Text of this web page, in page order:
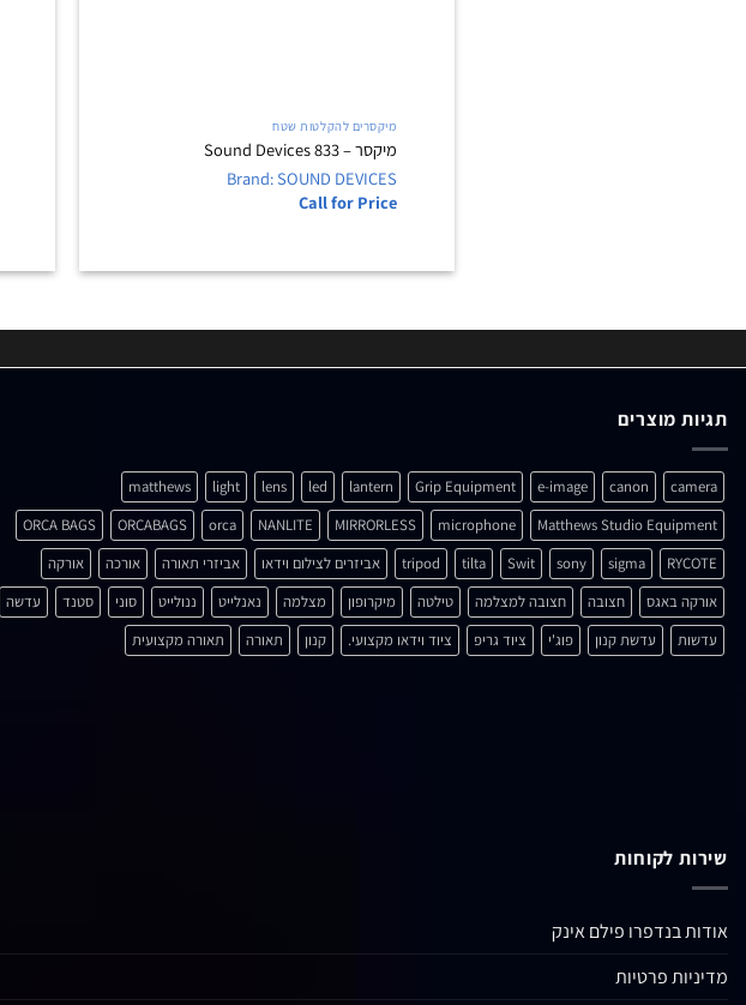
מיקסרים להקלטות שטח
מיקסר – Sound Devices 833
Brand: SOUND DEVICES
Call for Price
תגיות מוצרים
camera
canon
e-image
Grip Equipment
lantern
led
lens
light
matthews
Matthews Studio Equipment
microphone
MIRRORLESS
NANLITE
orca
ORCABAGS
ORCA BAGS
RYCOTE
sigma
sony
Swit
tilta
tripod אביזרים לצילום וידאו אביזרי תאורה אורכה
אורקה
אורקה באגס
חצובה חצובה למצלמה טילטה מיקרופון מצלמה נאנלייט ננולייט סוני סטנד
עדשה
עדשות
עדשת קנון פוג'י ציוד גריפ ציוד וידאו מקצועי. קנון תאורה תאורה מקצועית
שירות לקוחות
אודות בנדפרו פילם אינק
מדיניות פרטיות